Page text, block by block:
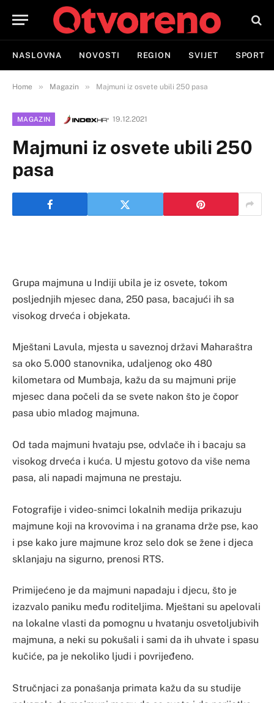
NASLOVNA NOVOSTI REGION SVIJET SPORT
Home » Magazin » Majmuni iz osvete ubili 250 pasa
MAGAZIN 19.12.2021
Majmuni iz osvete ubili 250
pasa
Grupa majmuna u Indiji ubila je iz osvete, tokom
posljednjih mjesec dana, 250 pasa, bacajući ih sa
visokog drveća i objekata.
Mještani Lavula, mjesta u saveznoj državi Maharaštra
sa oko 5.000 stanovnika, udaljenog oko 480
kilometara od Mumbaja, kažu da su majmuni prije
mjesec dana počeli da se svete nakon što je čopor
pasa ubio mladog majmuna.
Od tada majmuni hvataju pse, odvlače ih i bacaju sa
visokog drveća i kuća. U mjestu gotovo da više nema
pasa, ali napadi majmuna ne prestaju.
Fotografije i video-snimci lokalnih medija prikazuju
majmune koji na krovovima i na granama drže pse, kao
i pse kako jure majmune kroz selo dok se žene i djeca
sklanjaju na sigurno, prenosi RTS.
Primijećeno je da majmuni napadaju i djecu, što je
izazvalo paniku među roditeljima. Mještani su apelovali
na lokalne vlasti da pomognu u hvatanju osvetoljubivih
majmuna, a neki su pokušali i sami da ih uhvate i spasu
kučiće, pa je nekoliko ljudi i povrijeđeno.
Stručnjaci za ponašanja primata kažu da su studije